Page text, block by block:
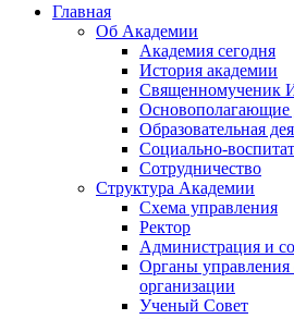
Главная
Об Академии
Академия сегодня
История академии
Священномученик
Основополагающие
Образовательная
Социально-
Сотрудничество
Структура Академии
Схема управления
Ректор
Администрация и
Органы управления
организации
Ученый Совет